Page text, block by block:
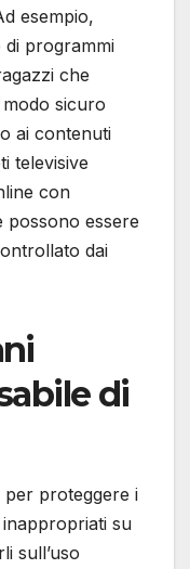
esempio,
di programmi
che
sicuro
ai contenuti
televisive
con
possono essere
dai
di
per proteggere i
su
sull’uso